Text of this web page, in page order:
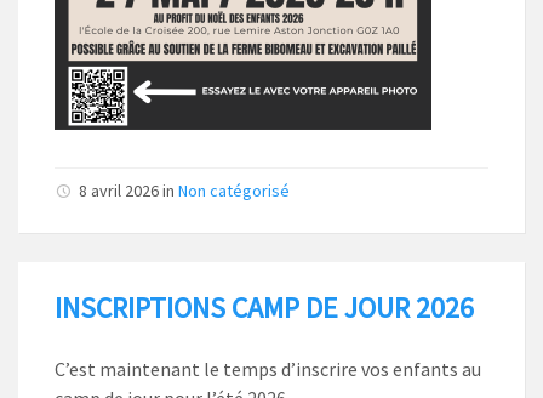
8 avril 2026in Non catégorisé
INSCRIPTIONS CAMP DE JOUR 2026
C’est maintenant le temps d’inscrire vos enfants au